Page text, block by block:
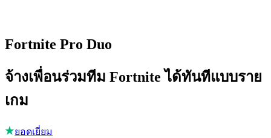
Fortnite Pro Duo
จ้างเพื่อนร่วมทีม Fortnite ได้ทันทีแบบราย
เกม
ยอดเยี่ยม